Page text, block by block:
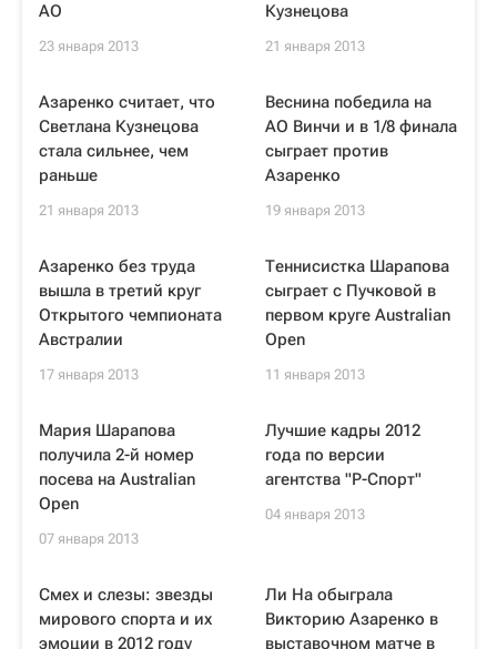
AO
23 января 2013
Кузнецова
21 января 2013
Азаренко считает, что
Светлана Кузнецова
стала сильнее, чем
раньше
21 января 2013
Веснина победила на
AO Винчи и в 1/8 финала
сыграет против
Азаренко
19 января 2013
Азаренко без труда
вышла в третий круг
Открытого чемпионата
Австралии
17 января 2013
Теннисистка Шарапова
сыграет с Пучковой в
первом круге Australian
Open
11 января 2013
Мария Шарапова
получила 2-й номер
посева на Australian
Open
07 января 2013
Лучшие кадры 2012
года по версии
агентства "Р-Спорт"
04 января 2013
Смех и слезы: звезды
мирового спорта и их
эмоции в 2012 году
Ли На обыграла
Викторию Азаренко в
выставочном матче в